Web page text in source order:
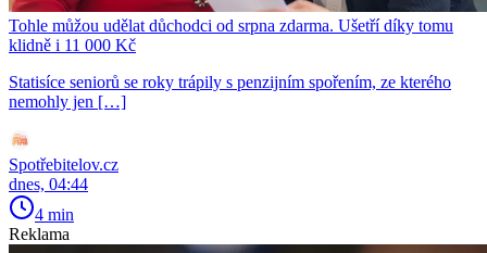
Tohle můžou udělat důchodci od srpna zdarma. Ušetří díky tomu
klidně i 11 000 Kč
Statisíce seniorů se roky trápily s penzijním spořením, ze kterého
nemohly jen […]
Spotřebitelov.cz
dnes, 04:44
4 min
Reklama